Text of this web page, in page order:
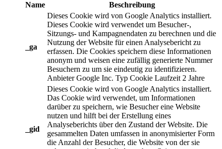
Name
Beschreibung
_ga
Dieses Cookie wird von Google Analytics installiert.
Dieses Cookie wird verwendet um Besucher-,
Sitzungs- und Kampagnendaten zu berechnen und die
Nutzung der Website für einen Analysebericht zu
erfassen. Die Cookies speichern diese Informationen
anonym und weisen eine zufällig generierte Nummer
Besuchern zu um sie eindeutig zu identifizieren.
Anbieter Google Inc. Typ Cookie Laufzeit 2 Jahre
_gid
Dieses Cookie wird von Google Analytics installiert.
Das Cookie wird verwendet, um Informationen
darüber zu speichern, wie Besucher eine Website
nutzen und hilft bei der Erstellung eines
Analyseberichts über den Zustand der Website. Die
gesammelten Daten umfassen in anonymisierter Form
die Anzahl der Besucher, die Website von der sie